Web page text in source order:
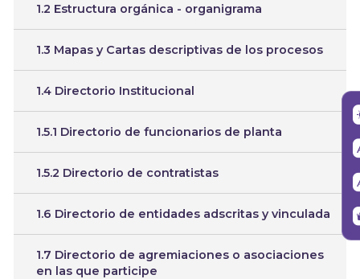
1.2 Estructura orgánica - organigrama
1.3 Mapas y Cartas descriptivas de los procesos
1.4 Directorio Institucional
1.5.1 Directorio de funcionarios de planta
1.5.2 Directorio de contratistas
1.6 Directorio de entidades adscritas y vinculada
1.7 Directorio de agremiaciones o asociaciones
en las que participe